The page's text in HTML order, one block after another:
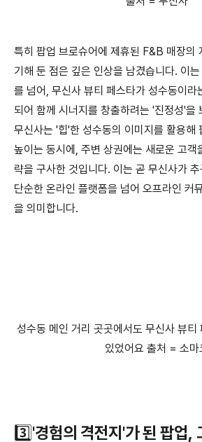
특히 팝업 브로슈어에 제휴된 F&B 매장의
기해 둔 점은 깊은 인상을 남겼습니다. 이
를 넘어, 무신사 뷰티 페스타가 성수동이라
되어 함께 시너지를 창출하려는 '진정성'을
무신사는 '힙'한 성수동의 이미지를 활용해
높이는 동시에, 주변 상권에는 새로운 고객
략을 구사한 것입니다. 이는 곧 무신사가
단순한 온라인 플랫폼을 넘어 오프라인 커
을 의미합니다.
성수동 메인 거리 곳곳에서도 무신사 뷰티
있었어요 출처 = 소마
3️⃣'경험의 격전지'가 된 팝업,